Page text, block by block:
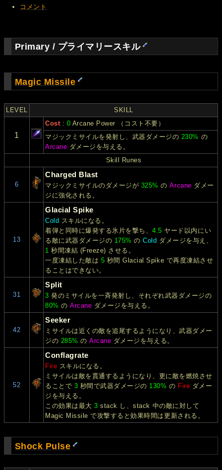
コメント
Primary / プライマリースキル
Magic Missile
LEVEL SKILL
1
Cost: 0 Arcane Power （コスト不要）
マジックミサイルを発射し、武器ダメージの 230% の
Arcane ダメージを与える。
Skill Runes
6
Charged Blast
マジックミサイルのダメージが 325% のArcane ダメー
ジに強化される。
13
Glacial Spike
Cold スキルになる。
着弾と同時に爆発する氷片を撃ち、4.5 ヤード以内にい
る敵に武器ダメージの 175% のCold ダメージを与え、
1 秒間凍結 (Freeze) させる。
一度凍結した敵は 5 秒間 Glacial Spike で再度凍結させ
ることはできない。
31
Split
3 発のミサイルを一斉発射し、それぞれ武器ダメージの
80% のArcane ダメージを与える。
42
Seeker
ミサイルは近くの敵を追尾するようになり、武器ダメー
ジの 285% のArcane ダメージを与える。
52
Conflagrate
Fire スキルになる。
ミサイルは敵を貫通するようになり、更に敵を燃焼させ
ることで 3 秒間で武器ダメージの 130% の Fire ダメー
ジを与える。
この効果は最大3 stack し、stack 中の敵に対して
Magic Missile で攻撃すると効果時間は更新される。
Shock Pulse